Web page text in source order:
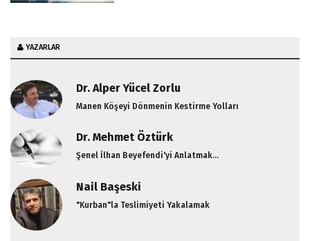
YAZARLAR
Dr. Alper Yücel Zorlu
Manen Köşeyi Dönmenin Kestirme Yolları
Dr. Mehmet Öztürk
Şenel İlhan Beyefendi'yi Anlatmak...
Nail Başeski
"Kurban"la Teslimiyeti Yakalamak